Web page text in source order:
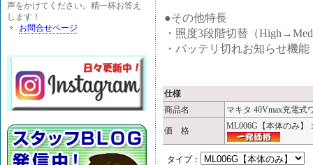
声をかけてください。精一杯お答え
します！
お問合せページ
●その他特長
・照度3段階切替（
・バッテリ切れお知らせ機能
仕様
商品名
マキタ 40Vmax充電式
価 格 ML006G【本体のみ】
タイプ：